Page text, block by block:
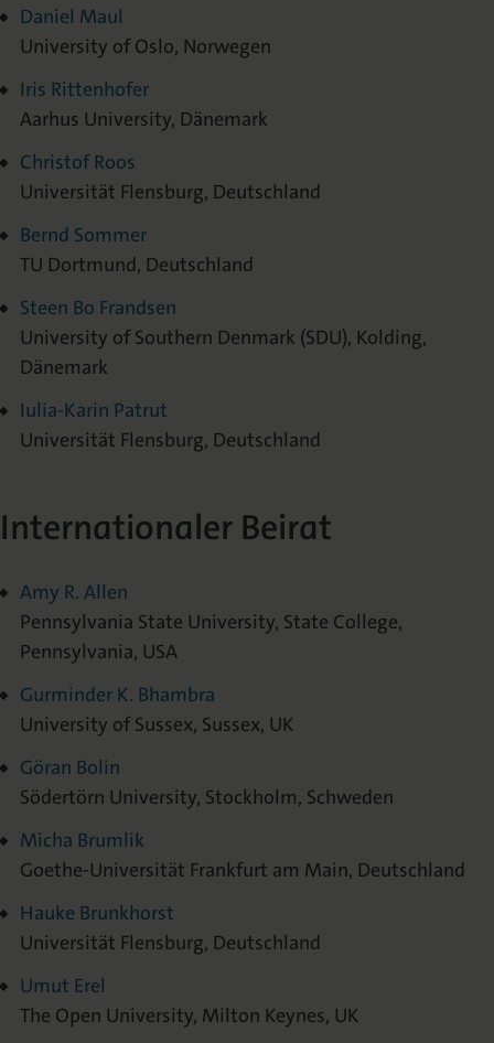
Daniel Maul
University of Oslo, Norwegen
Iris Rittenhofer
Aarhus University, Dänemark
Christof Roos
Universität Flensburg, Deutschland
Bernd Sommer
TU Dortmund, Deutschland
Steen Bo Frandsen
University of Southern Denmark (SDU), Kolding,
Dänemark
Iulia-Karin Patrut
Universität Flensburg, Deutschland
Internationaler Beirat
Amy R. Allen
Pennsylvania State University, State College,
Pennsylvania, USA
Gurminder K. Bhambra
University of Sussex, Sussex, UK
Göran Bolin
Södertörn University, Stockholm, Schweden
Micha Brumlik
Goethe-Universität Frankfurt am Main, Deutschland
Hauke Brunkhorst
Universität Flensburg, Deutschland
Umut Erel
The Open University, Milton Keynes, UK